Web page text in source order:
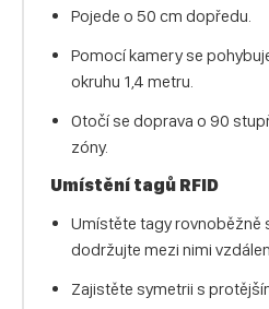
Pojede o 50 cm dopředu.
Pomocí kamery se
okruhu 1,4 metru.
Otočí se doprava o 90
zóny.
Umístění tagů RFID
Umístěte tagy rovnoběžně
dodržujte mezi nimi
Zajistěte symetrii s